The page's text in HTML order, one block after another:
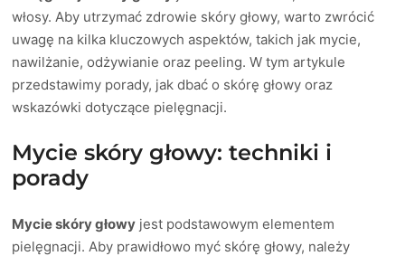
włosy. Aby utrzymać zdrowie skóry głowy, warto zwrócić
uwagę na kilka kluczowych aspektów, takich jak mycie,
nawilżanie, odżywianie oraz peeling. W tym artykule
przedstawimy porady, jak dbać o skórę głowy oraz
wskazówki dotyczące pielęgnacji.
Mycie skóry głowy: techniki i
porady
Mycie skóry głowy jest podstawowym elementem
pielęgnacji. Aby prawidłowo myć skórę głowy, należy